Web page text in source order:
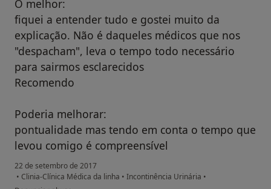
O melhor:
fiquei a entender tudo e gostei muito da
explicação. Não é daqueles médicos que nos
"despacham", leva o tempo todo necessário
para sairmos esclarecidos
Recomendo
Poderia melhorar:
pontualidade mas tendo em conta o tempo que
levou comigo é compreensível
22 de setembro de 2017
• Clinia-Clínica Médica da linha • Incontinência Urinária •